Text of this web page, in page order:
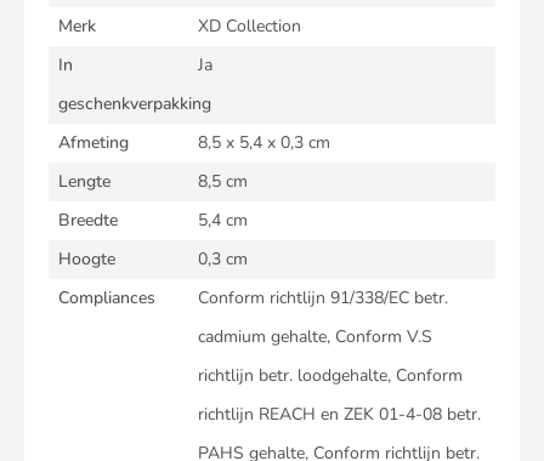
Merk
XD Collection
In
geschenkverpakking
Ja
Afmeting
8,5 x 5,4 x 0,3 cm
Lengte
8,5 cm
Breedte
5,4 cm
Hoogte
0,3 cm
Compliances
Conform richtlijn 91/338/EC betr.
cadmium gehalte, Conform V.S
richtlijn betr. loodgehalte, Conform
richtlijn REACH en ZEK 01-4-08 betr.
PAHS gehalte, Conform richtlijn betr.